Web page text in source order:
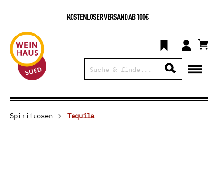
KOSTENLOSER VERSAND AB 100€
Spirituosen Tequila